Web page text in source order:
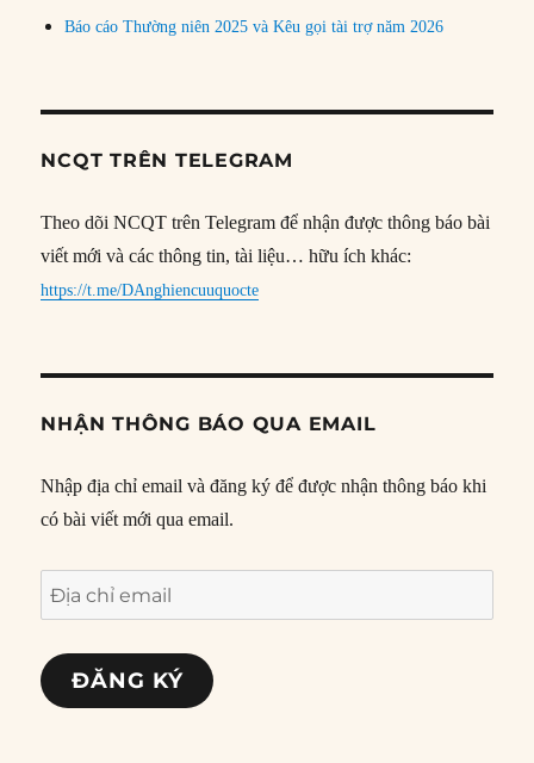
Báo cáo Thường niên 2025 và Kêu gọi tài trợ năm 2026
NCQT TRÊN TELEGRAM
Theo dõi NCQT trên Telegram để nhận được thông báo bài
viết mới và các thông tin, tài liệu… hữu ích khác:
https://t.me/DAnghiencuuquocte
NHẬN THÔNG BÁO QUA EMAIL
Nhập địa chỉ email và đăng ký để được nhận thông báo khi
có bài viết mới qua email.
Địa
chỉ
email
ĐĂNG KÝ